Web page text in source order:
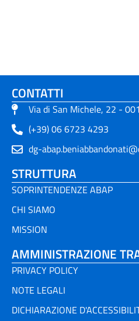
CONTATTI
Via di San Michele, 22 -
(+39) 06 6723 4293
dg-
STRUTTURA
SOPRINTENDENZE ABAP
CHI SIAMO
MISSION
AMMINISTRAZIONE
PRIVACY POLICY
NOTE LEGALI
DICHIARAZIONE